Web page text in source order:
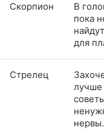
Скорпион
В
пока
для
Стрелец
лучше
нервы.